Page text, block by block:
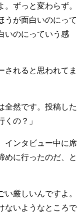
美しさの哲学
こと
テージ
ずっと変わらず。
うが面白いのにって
いのにっていう感
されると思われてま
全然です。投稿した
の？」
インタビュー中に席
めに行ったのだ、と
厳しいんですよ。
ないようなところで